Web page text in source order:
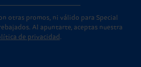
otras promos, ni válido para Special
Al apuntarte, aceptas nuestra
de privacidad .